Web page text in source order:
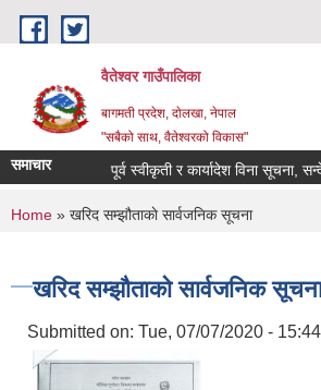
Skip to main content
वैतेश्वर गाउँपालिका
बागमती प्रदेश, दाेलखा, नेपाल
"सबैको साथ, वैतेश्वरको विकास"
समाचार पूर्व स्वीकृती र कार्यादेश विना सूचना,
You are here
Home » खरिद सम्झौताकाे सार्वजनिक सूचना
खरिद सम्झौताकाे सार्वजनिक
Submitted on: Tue, 07/07/2020 - 15:44